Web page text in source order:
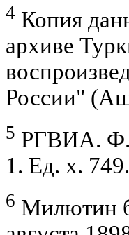
4 Копия
архиве
России"
5 РГВИА. Ф.
1. Ед. х.
6 Милютин